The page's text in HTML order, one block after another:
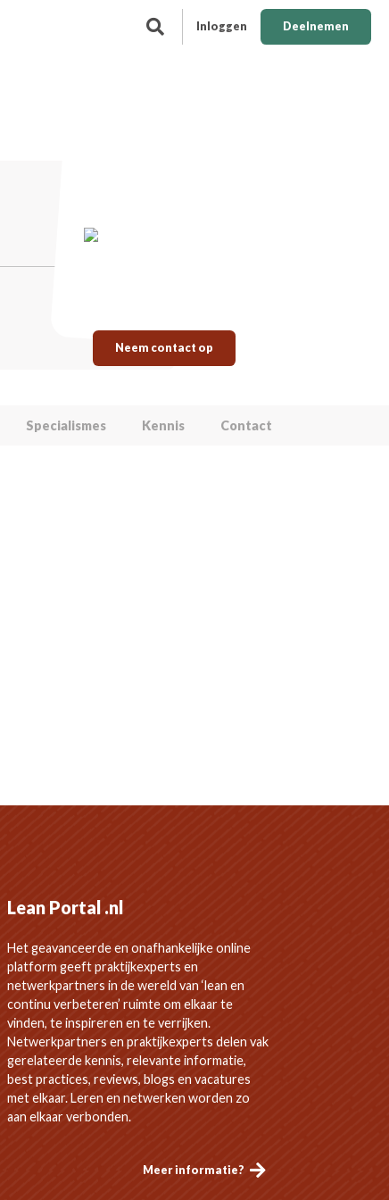
Inloggen Deelnemen
Neem contact op
Specialismes Kennis Contact
Lean Portal .nl
Het geavanceerde en onafhankelijke online
platform geeft praktijkexperts en
netwerkpartners in de wereld van ‘lean en
continu verbeteren’ ruimte om elkaar te
vinden, te inspireren en te verrijken.
Netwerkpartners en praktijkexperts delen vak
gerelateerde kennis, relevante informatie,
best practices, reviews, blogs en vacatures
met elkaar. Leren en netwerken worden zo
aan elkaar verbonden.
Meer informatie?